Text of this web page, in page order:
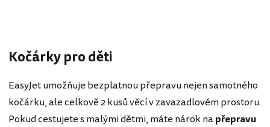
Kočárky pro děti
EasyJet umožňuje bezplatnou přepravu nejen samotného
kočárku, ale celkově 2 kusů věcí v zavazadlovém prostoru.
Pokud cestujete s malými dětmi, máte nárok napřepravu